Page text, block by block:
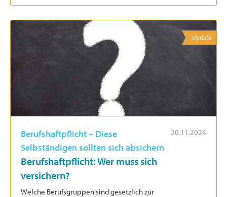
Update
20.11.2024
Berufshaftpflicht – Diese
Selbständigen sollten sich absichern
Berufshaftpflicht: Wer muss sich
versichern?
Welche Berufsgruppen sind gesetzlich zur